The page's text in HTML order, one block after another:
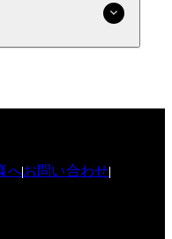
へお問い合わせ